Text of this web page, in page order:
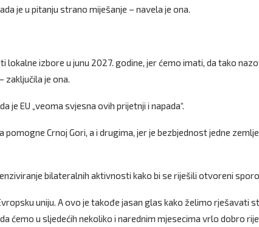
je u pitanju strano miješanje – navela je ona.
lokalne izbore u junu 2027. godine, jer ćemo imati, da tako
zaključila je ona.
je EU „veoma svjesna ovih prijetnji i napada“.
Crnoj Gori, a i drugima, jer je bezbjednost jedne zemlje
bilateralnih aktivnosti kako bi se riješili otvoreni
uniju. A ovo je takođe jasan glas kako želimo rješavati
ćemo u sljedećih nekoliko i narednim mjesecima vrlo dobro